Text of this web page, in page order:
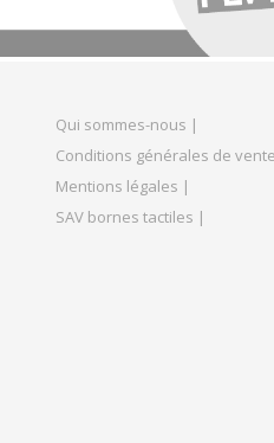
Qui sommes-nous |
Conditions générales de
Mentions légales |
SAV bornes tactiles |